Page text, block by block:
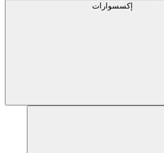
إكسسوارات